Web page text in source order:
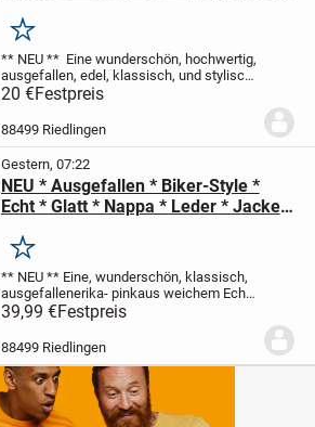
"Diesel Style Lab" Gr. 34- 36/ XS- S *
natur- weiß * ivory *
Merken
** NEU ** Eine wunderschön, hochwertig,
ausgefallen, edel, klassisch, und stylisch
natur- weiß * ivory
Dreiviertel * Stiefel * Capri
Waist * HOSE ...
20 €Festpreis
88499 Riedlingen
Gestern, 07:22
NEU * Ausgefallen * Biker-Style *
Echt * Glatt * Nappa * Leder * Jacke *
erika * pink *
Merken
** NEU ** Eine, wunderschön, klassisch,
ausgefallenerika- pinkaus weichem Echt
Nappa- Glatt- LederJACKE
** Taifun ** Original
38/ SMaße:Länge: ca. 56...
39,99 €Festpreis
88499 Riedlingen